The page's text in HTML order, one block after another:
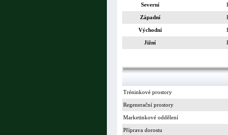
Severní
Západní
Východní
Jižní
Tréninkové prostory
Regenerační prostory
Marketinkové oddělení
Příprava dorostu